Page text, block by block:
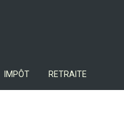
IMPÔT RETRAITE